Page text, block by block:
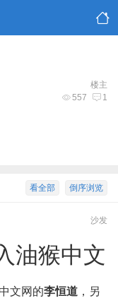
楼主
557 1
倒序浏览
看全部
沙发
油猴中文
文网的李恒道 ，另